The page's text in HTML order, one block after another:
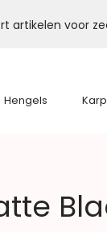
artikelen voor
Hengels